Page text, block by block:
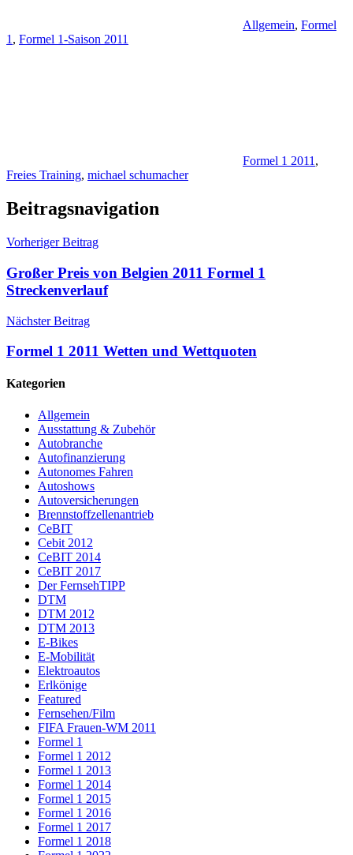
Allgemein, Formel
1 , Formel 1-Saison 2011
Formel 1 2011 ,
Freies Training, michael schumacher
Beitragsnavigation
Vorheriger Beitrag
Großer Preis von Belgien 2011 Formel 1
Streckenverlauf
Nächster Beitrag
Formel 1 2011 Wetten und Wettquoten
Kategorien
Allgemein
Ausstattung & Zubehör
Autobranche
Autofinanzierung
Autonomes Fahren
Autoshows
Autoversicherungen
Brennstoffzellenantrieb
CeBIT
Cebit 2012
CeBIT 2014
CeBIT 2017
Der FernsehTIPP
DTM
DTM 2012
DTM 2013
E-Bikes
E-Mobilität
Elektroautos
Erlkönige
Featured
Fernsehen/Film
FIFA Frauen-WM 2011
Formel 1
Formel 1 2012
Formel 1 2013
Formel 1 2014
Formel 1 2015
Formel 1 2016
Formel 1 2017
Formel 1 2018